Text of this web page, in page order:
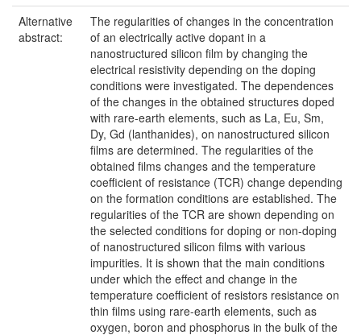
Alternative
abstract:
The regularities of changes in the concentration
of an electrically active dopant in a
nanostructured silicon film by changing the
electrical resistivity depending on the doping
conditions were investigated. The dependences
of the changes in the obtained structures doped
with rare-earth elements, such as La, Eu, Sm,
Dy, Gd (lanthanides), on nanostructured silicon
films are determined. The regularities of the
obtained films changes and the temperature
coefficient of resistance (TCR) change depending
on the formation conditions are established. The
regularities of the TCR are shown depending on
the selected conditions for doping or non-doping
of nanostructured silicon films with various
impurities. It is shown that the main conditions
under which the effect and change in the
temperature coefficient of resistors resistance on
thin films using rare-earth elements, such as
oxygen, boron and phosphorus in the bulk of the